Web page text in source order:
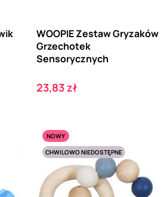
WOOPIE Zestaw Gryzaków
Grzechotek
Sensorycznych
Cena
23,83 zł
NOWY
CHWILOWO NIEDOSTĘPNE